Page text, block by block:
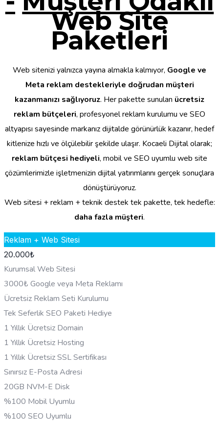
Web Site
Paketleri
Web sitenizi yalnızca yayına almakla kalmıyor, Google ve
Meta reklam destekleriyle doğrudan müşteri
kazanmanızı sağlıyoruz. Her pakette sunulan ücretsiz
reklam bütçeleri, profesyonel reklam kurulumu ve SEO
altyapısı sayesinde markanız dijitalde görünürlük kazanır, hedef
kitlenize hızlı ve ölçülebilir şekilde ulaşır. Kocaeli Dijital olarak;
reklam bütçesi hediyeli, mobil ve SEO uyumlu web site
çözümlerimizle işletmenizin dijital yatırımlarını gerçek sonuçlara
dönüştürüyoruz.
Web sitesi + reklam + teknik destek tek pakette, tek hedefle:
daha fazla müşteri.
Reklam + Web Sitesi
20.000₺
Kurumsal Web Sitesi
3000₺ Google veya Meta Reklamı
Ücretsiz Reklam Seti Kurulumu
Tek Seferlik SEO Paketi Hediye
1 Yıllık Ücretsiz Domain
1 Yıllık Ücretsiz Hosting
1 Yıllık Ücretsiz SSL Sertifikası
Sınırsız E-Posta Adresi
20GB NVM-E Disk
%100 Mobil Uyumlu
%100 SEO Uyumlu